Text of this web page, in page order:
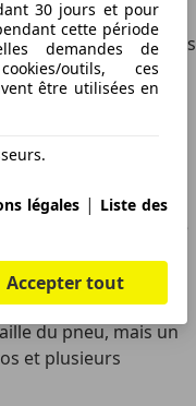
30 jours et pour
cette période
demandes de
outils, ces
être utilisées en
légales | Liste des
Accepter tout
de déformation
la durée de vie des
généralement
qui nécessite le
20 euros et 50
un remplacement,
du pneu, mais un
et plusieurs